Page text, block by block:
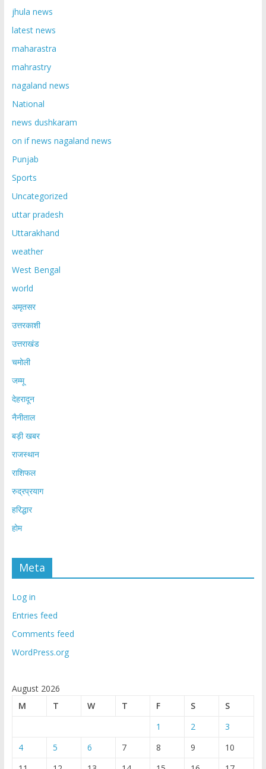
jhula news
latest news
maharastra
mahrastry
nagaland news
National
news dushkaram
on if news nagaland news
Punjab
Sports
Uncategorized
uttar pradesh
Uttarakhand
weather
West Bengal
world
अमृतसर
उत्तरकाशी
उत्तराखंड
चमोली
जम्मू
देहरादून
नैनीताल
बड़ी खबर
राजस्थान
राशिफल
रुद्रप्रयाग
हरिद्धार
होम
Meta
Log in
Entries feed
Comments feed
WordPress.org
August 2026
M
T W T F S
S
1
2
3
4
5 6 7 8 9
10